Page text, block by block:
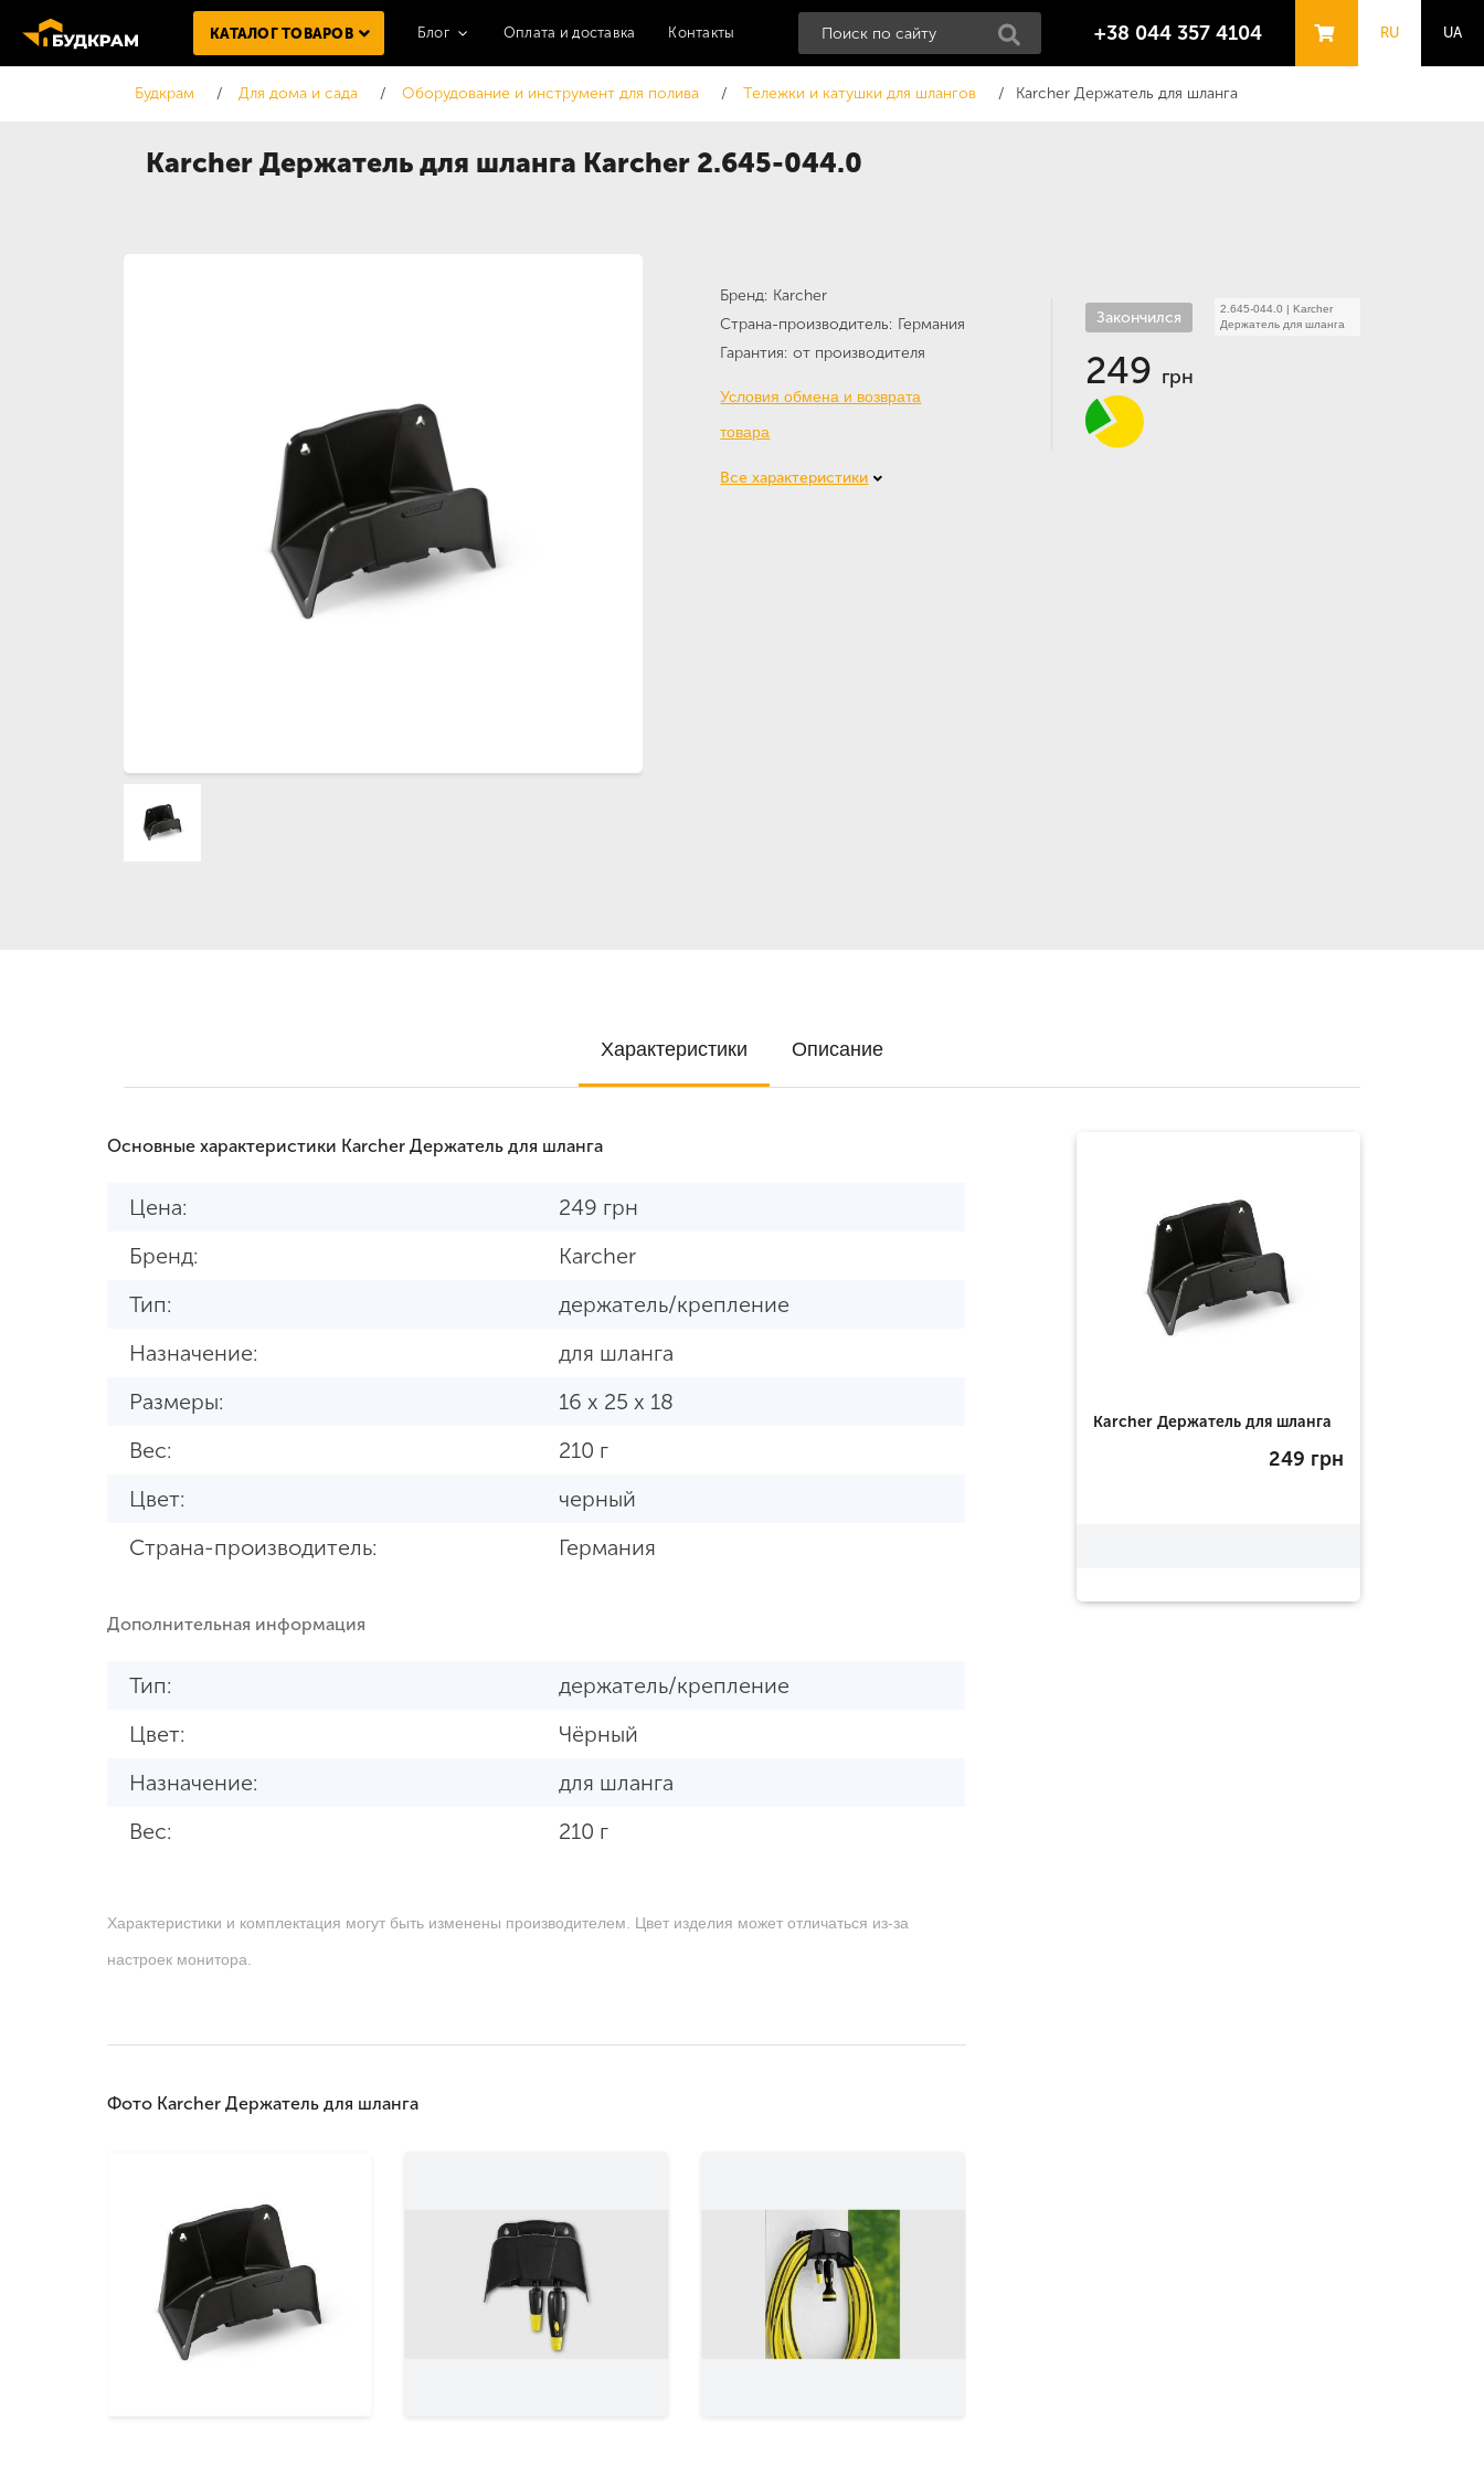
КАТАЛОГ ТОВАРОВ Блог Оплата и доставка Контакты +38 044 357 4104 RU UA
Будкрам Для дома и сада Оборудование и инструмент для полива Тележки и катушки для шлангов Karcher Держатель для шланга
Karcher Держатель для шланга Karcher 2.645-044.0
Бренд Karcher
Страна-производитель Германия
Гарантия от производителя
Условия обмена и возврата
товара
Все характеристики
Закончился 2.645-044.0 | Karcher
Держатель для шланга
249 грн
Характеристики Описание
Основные характеристики Karcher Держатель для шланга
Цена: 249 грн
Бренд:
Karcher
Тип:
держатель/крепление
Назначение:
для шланга
Размеры:
16 х 25 х 18
Вес:
210 г
Цвет:
черный
Страна-производитель:
Германия
Дополнительная информация
Тип:
держатель/крепление
Цвет:
Чёрный
Назначение:
для шланга
Вес:
210 г
Характеристики и комплектация могут быть изменены производителем. Цвет изделия может отличаться из-за
настроек монитора.
Фото Karcher Держатель для шланга
Karcher Держатель для шланга
249 грн